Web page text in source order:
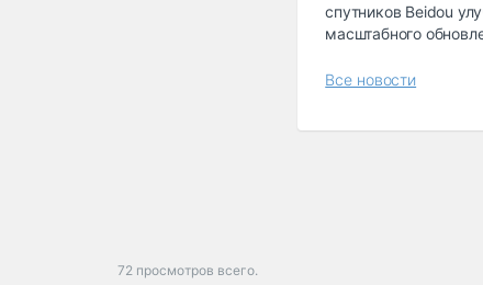
72 просмотров всего.
спутников Beidou
масштабного
Все новости